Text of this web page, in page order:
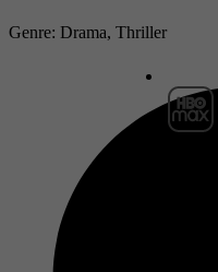
Genre: Drama, Thriller